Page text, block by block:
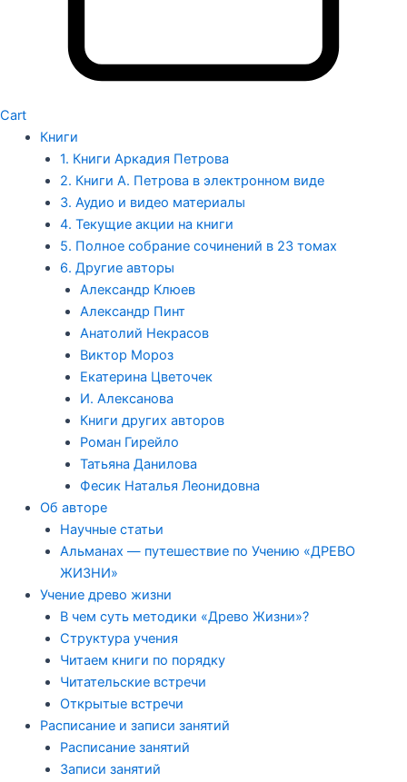
Cart
Книги
1. Книги Аркадия Петрова
2. Книги А. Петрова в электронном виде
3. Аудио и видео материалы
4. Текущие акции на книги
5. Полное собрание сочинений в 23 томах
6. Другие авторы
Александр Клюев
Александр Пинт
Анатолий Некрасов
Виктор Мороз
Екатерина Цветочек
И. Алексанова
Книги других авторов
Роман Гирейло
Татьяна Данилова
Фесик Наталья Леонидовна
Об авторе
Научные статьи
Альманах — путешествие по Учению «ДРЕВО
ЖИЗНИ»
Учение древо жизни
В чем суть методики «Древо Жизни»?
Структура учения
Читаем книги по порядку
Читательские встречи
Открытые встречи
Расписание и записи занятий
Расписание занятий
Записи занятий